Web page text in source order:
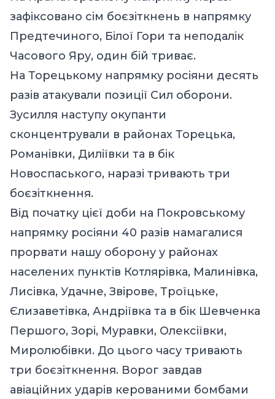
зафіксовано сім боєзіткнень в напрямку
Предтечиного, Білої Гори та неподалік
Часового Яру, один бій триває.
На Торецькому напрямку росіяни десять
разів атакували позиції Сил оборони.
Зусилля наступу окупанти
сконцентрували в районах Торецька,
Романівки, Диліївки та в бік
Новоспаського, наразі тривають три
боєзіткнення.
Від початку цієї доби на Покровському
напрямку росіяни 40 разів намагалися
прорвати нашу оборону у районах
населених пунктів Котлярівка, Малинівка,
Лисівка, Удачне, Звірове, Троїцьке,
Єлизаветівка, Андріївка та в бік Шевченка
Першого, Зорі, Муравки, Олексіївки,
Миролюбівки. До цього часу тривають
три боєзіткнення. Ворог завдав
авіаційних ударів керованими бомбами